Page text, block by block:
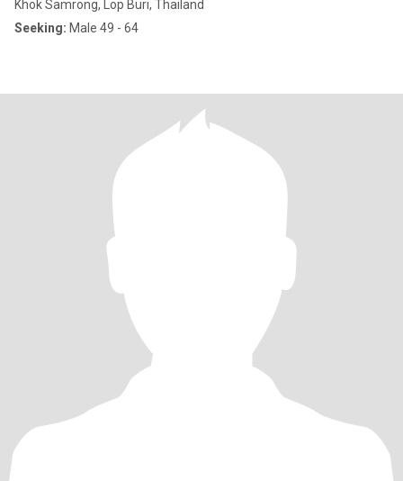
Khok Samrong, Lop Buri, Thailand
Seeking: Male 49 - 64